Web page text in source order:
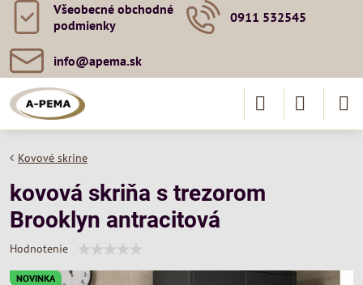
Všeobecné obchodné
podmienky
0911 532545
info​@apema​.sk
NOVINKA
Kovové skrine
kovová skriňa s trezorom
Brooklyn antracitová
Hodnotenie